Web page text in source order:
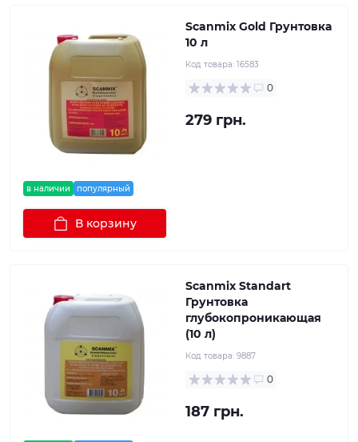
в наличии популярный
Scanmix Gold Грунтовка
10 л
Код товара: 16583
0
279 грн.
В корзину
Scanmix Standart
Грунтовка
глубокопроникающая
(10 л)
Код товара: 9887
0
187 грн.